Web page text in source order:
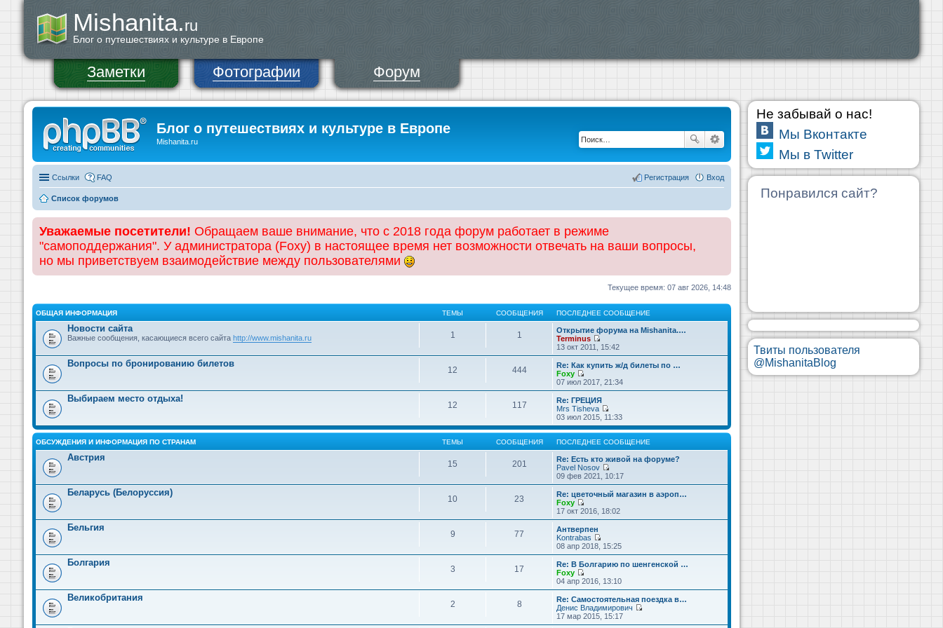
Mishanita.ru
Блог о путешествиях и культуре в Европе
Заметки Фотографии Форум
Блог о путешествиях и культуре в Европе
Mishanita.ru
Ссылки FAQ Вход
Регистрация
Список форумов
Уважаемые посетители! Обращаем ваше внимание, что с 2018 года форум работает в режиме
"самоподдержания". У администратора (Foxy) в настоящее время нет возможности отвечать на ваши вопросы,
но мы приветствуем взаимодействие между пользователями
Текущее время: 07 авг 2026, 14:48
ОБЩАЯ ИНФОРМАЦИЯ ТЕМЫ СООБЩЕНИЯ ПОСЛЕДНЕЕ СООБЩЕНИЕ
Новости сайта
Важные сообщения, касающиеся всего сайта http://www.mishanita.ru 1 1
Открытие форума на Mishanita.…
Terminus
П
е
р
е
й
т
и
к
п
о
с
л
е
н
е
м
у
с
о
б
н
и
ю
13 окт 2011, 15:42
Вопросы по бронированию билетов
12 444
Re: Как купить ж/д билеты по …
Foxy
П
е
р
е
й
т
и
к
п
о
с
л
е
н
е
м
у
с
о
о
б
щ
н
и
ю
07 июл 2017, 21:34
Выбираем место отдыха!
12 117
Re: ГРЕЦИЯ
Mrs Tisheva
П
е
р
е
й
т
к
п
о
с
л
е
е
м
с
о
б
щ
е
н
и
03 июл 2015, 11:33
ОБСУЖДЕНИЯ И ИНФОРМАЦИЯ ПО СТРАНАМ ТЕМЫ СООБЩЕНИЯ ПОСЛЕДНЕЕ СООБЩЕНИЕ
Австрия
15 201
Re: Есть кто живой на форуме?
Pavel Nosov
П
е
р
е
й
т
п
о
л
д
н
е
м
у
с
09 фев 2021, 10:17
Беларусь (Белоруссия)
10 23
Re: цветочный магазин в аэроп…
Foxy
П
е
р
е
й
т
к
п
о
л
е
д
17 окт 2016, 18:02
Бельгия
9 77
Антверпен
Kontrabas
П
е
р
е
й
т
к
п
о
08 апр 2018, 15:25
Болгария
3 17
Re: В Болгарию по шенгенской …
Foxy
П
е
р
е
й
т
04 апр 2016, 13:10
Великобритания
2 8
Re: Самостоятельная поездка в…
Денис Владимирович
е
17 мар 2015, 15:17
Не забывай о нас!
Мы Вконтакте
Мы в Twitter
Понравился сайт?
Твиты пользователя
@MishanitaBlog